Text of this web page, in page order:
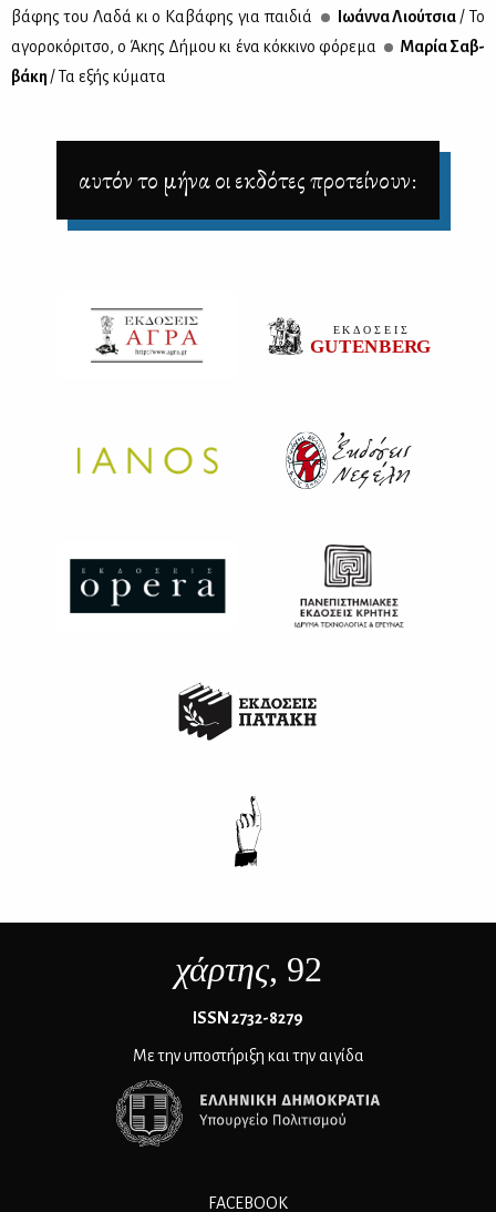
βά­φης του Λα­δά κι ο Κα­βά­φης για παι­διά
Ιω­άν­να Λιού­τσια / Το
αγο­ρο­κό­ρι­τσο, ο Άκης Δή­μου κι ένα κόκ­κι­νο φό­ρε­μα
Μα­ρία Σαβ­
βά­κη / Τα εξής κύ­μα­τα
αυτόν το μήνα οι εκδότες προτείνουν:
χάρτης, 92
ΙSSN 2732-8279
Με την υποστήριξη και την αιγίδα
FACEBOOK